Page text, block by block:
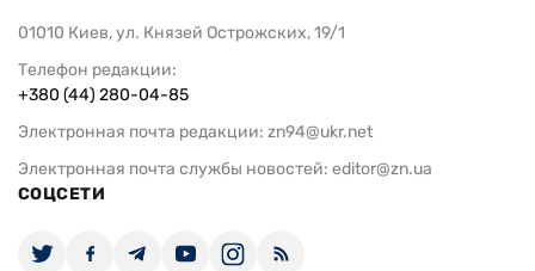
01010 Киев, ул. Князей Острожских, 19/1
Телефон редакции:
+380 (44) 280-04-85
Электронная почта редакции: zn94@ukr.net
Электронная почта службы новостей: editor@zn.ua
СОЦСЕТИ